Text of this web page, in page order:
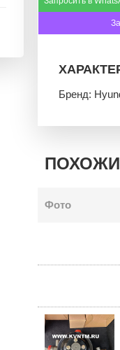
Бренд:
Фото